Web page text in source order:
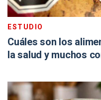
ESTUDIO
Cuáles son los
la salud y muchos